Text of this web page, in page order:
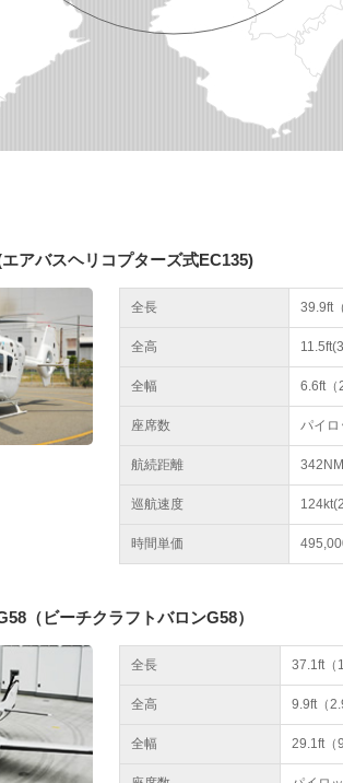
アバスヘリコプターズ式EC135)
全長 39.9ft
全高
全幅 6.6ft（
座席数 パイロ
航続距離
巡航速度
時間単価
（ビーチクラフトバロンG58）
全長 37.1ft（
全高 9.9ft（
全幅 29.1ft（